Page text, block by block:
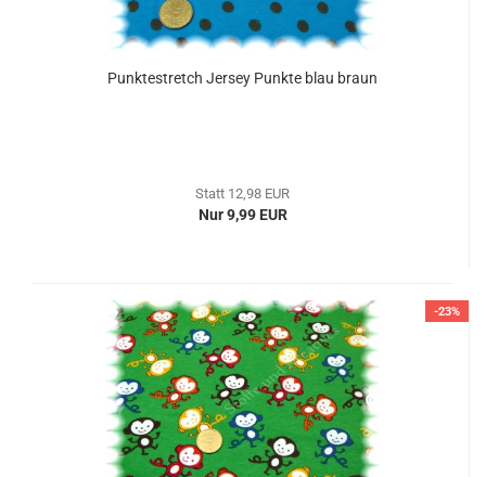
Punktestretch Jersey Punkte blau braun
Statt 12,98 EUR
Nur 9,99 EUR
-23%